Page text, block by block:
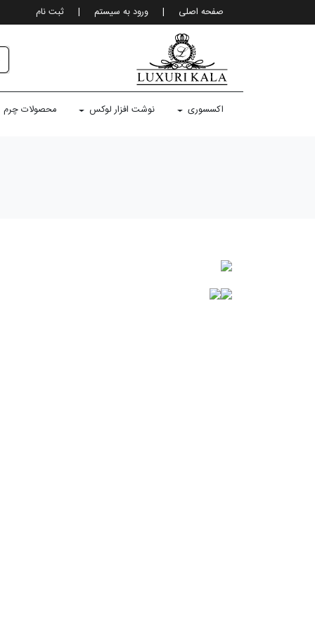
صفحه اصلی | ورود به سيستم | ثبت نام
اکسسوری نوشت افزار لوکس محصولات چرم